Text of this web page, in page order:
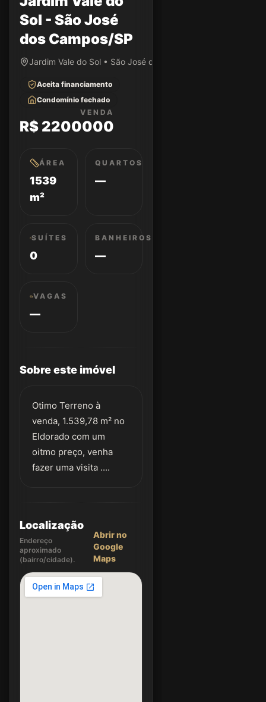
Sol - São José
dos Campos/SP
Jardim Vale do Sol • São José dos Campos/SP
Aceita financiamento
Condomínio fechado
VENDA
R$ 2200000
ÁREA
1539
m²
QUARTOS
—
SUÍTES
0
BANHEIROS
—
VAGAS
—
Sobre este imóvel
Otimo Terreno à
venda, 1.539,78 m² no
Eldorado com um
oitmo preço, venha
fazer uma visita ....
Localização
Endereço
aproximado
(bairro/cidade).
Abrir no
Google
Maps